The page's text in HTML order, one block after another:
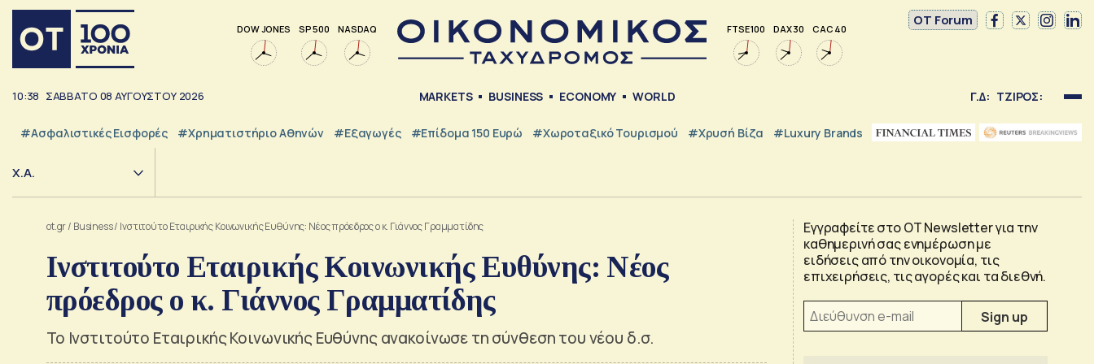
DOW JONES SP 500 NASDAQ FTSE 100 DAX 30 CAC 40
OT Forum
10:38 ΣΑΒΒΑΤΟ 08 ΑΥΓΟΥΣΤΟΥ 2026 MARKETS BUSINESS ECONOMY WORLD Γ.Δ: ΤΖΙΡΟΣ:
#Ασφαλιστικές Εισφορές #Χρηματιστήριο Αθηνών #εξαγωγές #Επίδομα 150 Ευρώ #Χωροταξικό Τουρισμού #Χρυσή Βίζα #luxury Brands
Χ.Α.
ot.gr/ Business/ Ινστιτούτο Εταιρικής Κοινωνικής Ευθύνης: Νέος πρόεδρος ο κ. Γιάννος Γραμματίδης
Ινστιτούτο Εταιρικής Κοινωνικής Ευθύνης: Νέος
πρόεδρος ο κ. Γιάννος Γραμματίδης
Το Ινστιτούτο Εταιρικής Κοινωνικής Ευθύνης ανακοίνωσε τη σύνθεση του νέου δ.σ.
Εγγραφείτε στο OT Newsletter για την
καθημερινή σας ενημέρωση με
ειδήσεις από την οικονομία, τις
επιχειρήσεις, τις αγορές και τα διεθνή.